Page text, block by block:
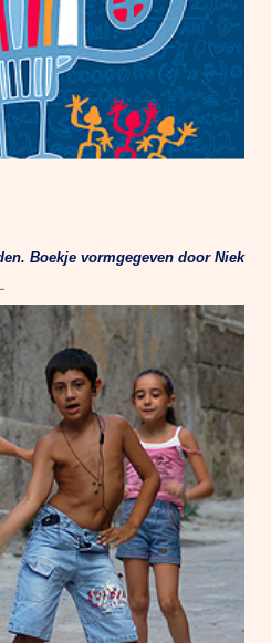
Boekje vormgegeven door Niek